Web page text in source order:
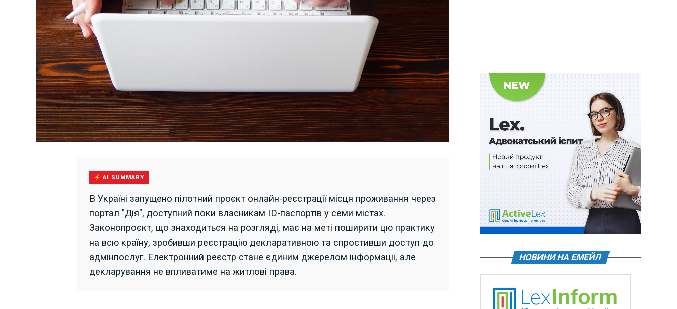
AI SUMMARY
В Україні запущено пілотний проєкт онлайн-реєстрації місця проживання через
портал "Дія", доступний поки власникам ID-паспортів у семи містах.
Законопроєкт, що знаходиться на розгляді, має на меті поширити цю практику
на всю країну, зробивши реєстрацію декларативною та спростивши доступ до
адмінпослуг. Електронний реєстр стане єдиним джерелом інформації, але
декларування не впливатиме на житлові права.
НОВИНИ НА ЕМЕЙЛ